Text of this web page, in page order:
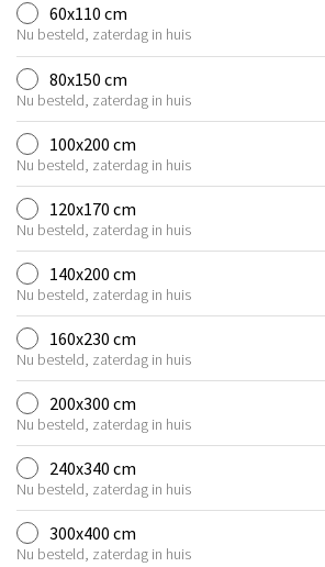
60x110 cm
Nu besteld, zaterdag in huis
80x150 cm
Nu besteld, zaterdag in huis
100x200 cm
Nu besteld, zaterdag in huis
120x170 cm
Nu besteld, zaterdag in huis
140x200 cm
Nu besteld, zaterdag in huis
160x230 cm
Nu besteld, zaterdag in huis
200x300 cm
Nu besteld, zaterdag in huis
240x340 cm
Nu besteld, zaterdag in huis
300x400 cm
Nu besteld, zaterdag in huis